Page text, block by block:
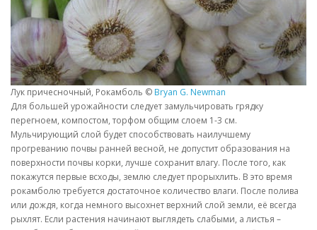
Лук причесночный, Рокамболь © Bryan G. Newman
Для большей урожайности следует замульчировать грядку
перегноем, компостом, торфом общим слоем 1-3 см.
Мульчирующий слой будет способствовать наилучшему
прогреванию почвы ранней весной, не допустит образования на
поверхности почвы корки, лучше сохранит влагу. После того, как
покажутся первые всходы, землю следует прорыхлить. В это время
рокамболю требуется достаточное количество влаги. После полива
или дождя, когда немного высохнет верхний слой земли, её всегда
рыхлят. Если растения начинают выглядеть слабыми, а листья –